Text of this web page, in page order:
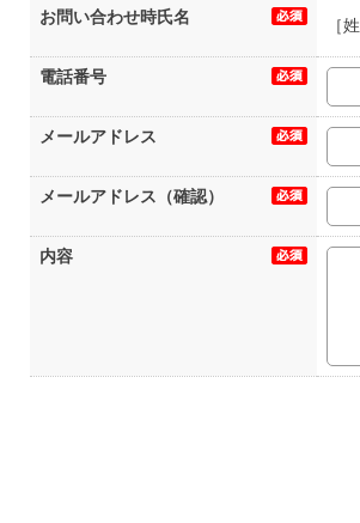
お問い合わせ時氏名 ［
電話番号
メールアドレス
メールアドレス（確認）
内容